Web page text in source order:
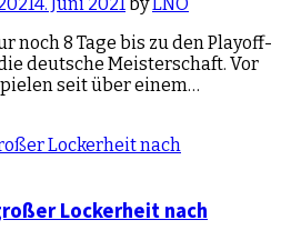
noch 8 Tage bis zu den Playoff-
deutsche Meisterschaft. Vor
seit über einem…
Lockerheit nach